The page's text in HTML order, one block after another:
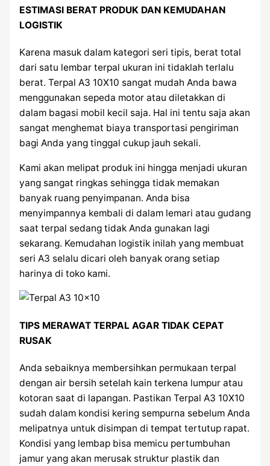
ESTIMASI BERAT PRODUK DAN KEMUDAHAN
LOGISTIK
Karena masuk dalam kategori seri tipis, berat total
dari satu lembar terpal ukuran ini tidaklah terlalu
berat. Terpal A3 10X10 sangat mudah Anda bawa
menggunakan sepeda motor atau diletakkan di
dalam bagasi mobil kecil saja. Hal ini tentu saja akan
sangat menghemat biaya transportasi pengiriman
bagi Anda yang tinggal cukup jauh sekali.
Kami akan melipat produk ini hingga menjadi ukuran
yang sangat ringkas sehingga tidak memakan
banyak ruang penyimpanan. Anda bisa
menyimpannya kembali di dalam lemari atau gudang
saat terpal sedang tidak Anda gunakan lagi
sekarang. Kemudahan logistik inilah yang membuat
seri A3 selalu dicari oleh banyak orang setiap
harinya di toko kami.
TIPS MERAWAT TERPAL AGAR TIDAK CEPAT
RUSAK
Anda sebaiknya membersihkan permukaan terpal
dengan air bersih setelah kain terkena lumpur atau
kotoran saat di lapangan. Pastikan Terpal A3 10X10
sudah dalam kondisi kering sempurna sebelum Anda
melipatnya untuk disimpan di tempat tertutup rapat.
Kondisi yang lembap bisa memicu pertumbuhan
jamur yang akan merusak struktur plastik dan